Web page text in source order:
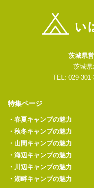
茨城県
茨城
TEL: 029-
特集ページ
・ 春夏キャンプの魅力
・ 秋冬キャンプの魅力
・ 山間キャンプの魅力
・ 海辺キャンプの魅力
・ 川辺キャンプの魅力
・ 湖畔キャンプの魅力